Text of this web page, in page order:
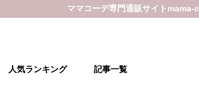
ママコーデ専門通販サイト mama-
人気ランキング 記事一覧